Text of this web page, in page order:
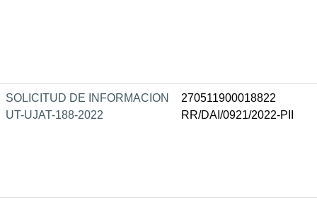
SOLICITUD DE INFORMACION
UT-UJAT-188-2022
270511900018822
RR/DAI/0921/2022-PII